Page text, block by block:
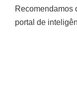
Recomendamos
portal de